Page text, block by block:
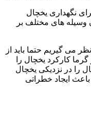
نگهداری یخچال
وسیله های مختلف بر
می گیریم حتما باید از
کارکرد یخچال را
را در نزدیکی یخچال
ایجاد خطراتی